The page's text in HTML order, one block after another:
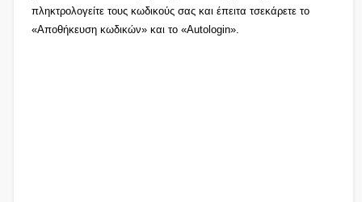
πληκτρολογείτε τους κωδικούς σας και έπειτα τσεκάρετε το
«Αποθήκευση κωδικών» και το «Autologin».